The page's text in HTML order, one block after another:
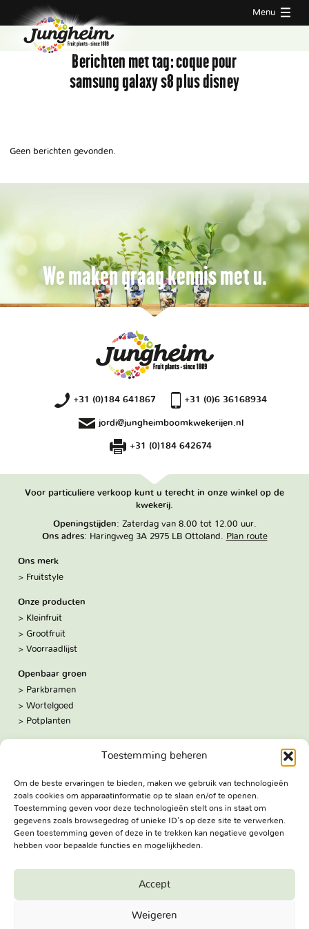
Toestemming beheren
Om de beste ervaringen te bieden, maken we gebruik van technologieën
zoals cookies om apparaatinformatie op te slaan en/of te openen.
Toestemming geven voor deze technologieën stelt ons in staat om
gegevens zoals browsegedrag of unieke ID's op deze site te verwerken.
Geen toestemming geven of deze in te trekken kan negatieve gevolgen
hebben voor bepaalde functies en mogelijkheden.
Accept
Weigeren
Menu
Berichten met tag:coque pour
samsung galaxy s8 plus disney
Geen berichten gevonden.
We maken graag kennis met u.
+31 (0)184 641867 +31 (0)6 36168934
jordi@jungheimboomkwekerijen.nl
+31 (0)184 642674
Voor particuliere verkoop kunt u terecht in onze winkel op de
kwekerij.
Openingstijden: Zaterdag van 8.00 tot 12.00 uur.
Ons adres: Haringweg 3A 2975 LB Ottoland. Plan route
Ons merk
Fruitstyle
Onze producten
Kleinfruit
Grootfruit
Voorraadlijst
Openbaar groen
Parkbramen
Wortelgoed
Potplanten
Volg ons:
Facebook
Bezoekadres
Haringweg 3A
2975 LB Ottoland
Reserved.